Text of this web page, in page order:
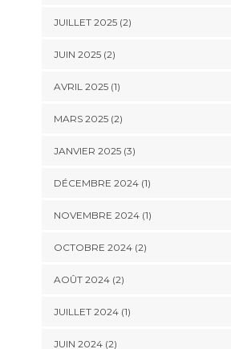
JUILLET 2025(2)
JUIN 2025(2)
AVRIL 2025(1)
MARS 2025(2)
JANVIER 2025(3)
DÉCEMBRE 2024(1)
NOVEMBRE 2024(1)
OCTOBRE 2024(2)
AOÛT 2024(2)
JUILLET 2024(1)
JUIN 2024(2)